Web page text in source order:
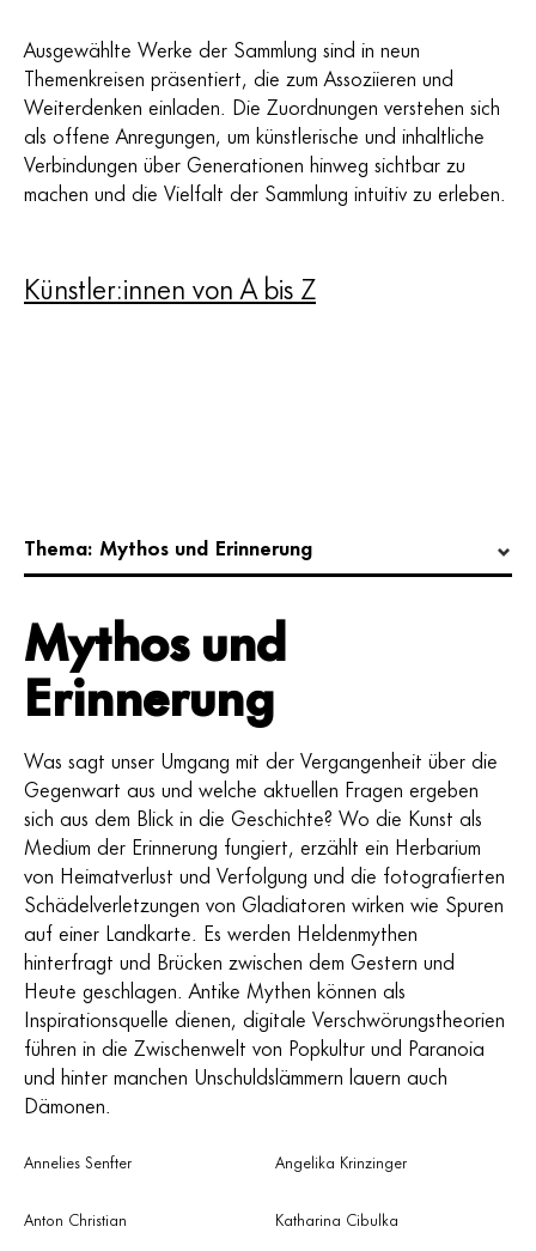
Ausgewählte Werke der Sammlung sind in neun
Themenkreisen präsentiert, die zum Assoziieren und
Weiterdenken einladen. Die Zuordnungen verstehen sich
als offene Anregungen, um künstlerische und inhaltliche
Verbindungen über Generationen hinweg sichtbar zu
machen und die Vielfalt der Sammlung intuitiv zu erleben.
Künstler:innen von A bis Z
Mythos und
Erinnerung
Was sagt unser Umgang mit der Vergangenheit über die
Gegenwart aus und welche aktuellen Fragen ergeben
sich aus dem Blick in die Geschichte? Wo die Kunst als
Medium der Erinnerung fungiert, erzählt ein Herbarium
von Heimatverlust und Verfolgung und die fotografierten
Schädelverletzungen von Gladiatoren wirken wie Spuren
auf einer Landkarte. Es werden Heldenmythen
hinterfragt und Brücken zwischen dem Gestern und
Heute geschlagen. Antike Mythen können als
Inspirationsquelle dienen, digitale Verschwörungstheorien
führen in die Zwischenwelt von Popkultur und Paranoia
und hinter manchen Unschuldslämmern lauern auch
Dämonen.
Annelies Senfter Angelika Krinzinger
Anton Christian Katharina Cibulka